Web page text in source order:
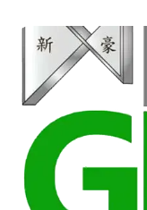
一，多年來憑 “和
客戶的推崇和信
靠之服務。 新豪集團自1995年起已進軍中國大陸市
場，至今已服務
此外，集團旗下
照顧逾百間著名
各樣的服務。新
百人，同事遍佈